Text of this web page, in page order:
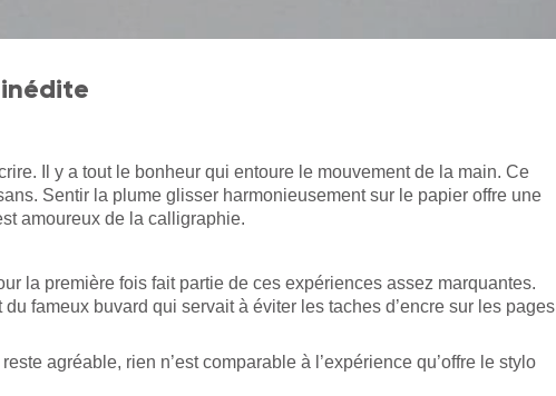
Il y a tout le bonheur qui entoure le mouvement de la main. Ce
Sentir la plume glisser harmonieusement sur le papier offre une
amoureux de la calligraphie.
la première fois fait partie de ces expériences assez marquantes.
fameux buvard qui servait à éviter les taches d’encre sur les pages
reste agréable, rien n’est comparable à l’expérience qu’offre le stylo